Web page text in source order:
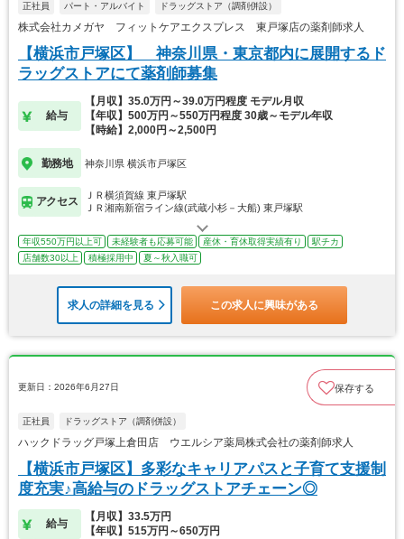
正社員 パート・アルバイト ドラッグストア（調剤併設）
株式会社カメガヤ フィットケアエクスプレス 東戸塚店の薬剤師求人
【横浜市戸塚区】 神奈川県・東京都内に展開するド
ラッグストアにて薬剤師募集
給与
【月収】35.0万円～39.0万円程度 モデル月収
【年収】500万円～550万円程度 30歳～モデル年収
【時給】2,000円～2,500円
勤務地 神奈川県 横浜市戸塚区
アクセス
ＪＲ横須賀線 東戸塚駅
ＪＲ湘南新宿ライン線(武蔵小杉－大船) 東戸塚駅
年収550万円以上可 未経験者も応募可能 産休・育休取得実績有り
駅チカ
店舗数30以上
積極採用中 夏～秋入職可
求人の詳細を見る この求人に興味がある
更新日：2026年6月27日 保存する
正社員 ドラッグストア（調剤併設）
ハックドラッグ戸塚上倉田店 ウエルシア薬局株式会社の薬剤師求人
【横浜市戸塚区】多彩なキャリアパスと子育て支援制
度充実♪高給与のドラッグストアチェーン◎
給与
【月収】33.5万円
【年収】515万円～650万円